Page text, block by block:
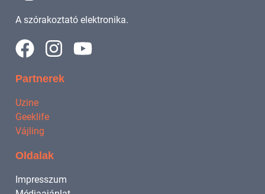
A szórakoztató elektronika.
Partnerek
Uzine
Geeklife
Vájling
Oldalak
Impresszum